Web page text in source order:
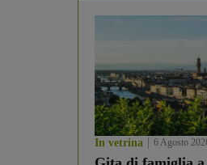
In vetrina 6 Agosto